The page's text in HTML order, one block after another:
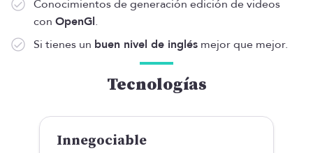
Conocimientos de generación edición de videos
con OpenGl.
Si tienes un buen nivel de inglés mejor que mejor.
Tecnologías
Innegociable